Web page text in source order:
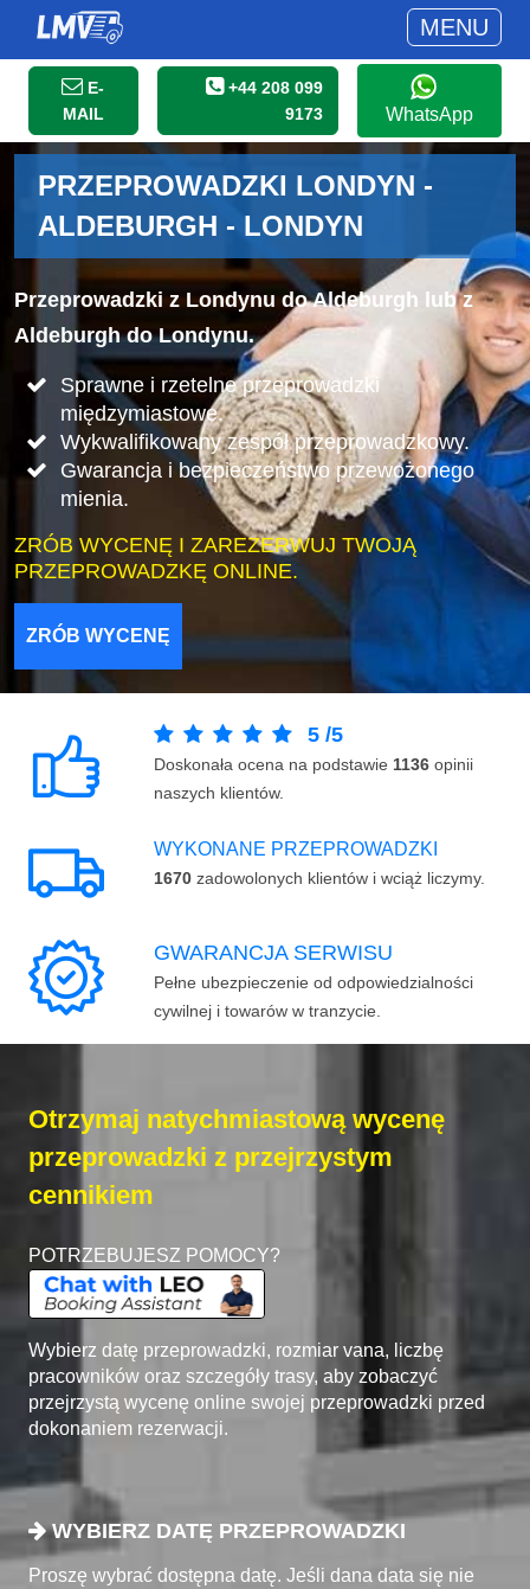
MENU
E-
MAIL
+44 208 099
9173
WhatsApp
PRZEPROWADZKI LONDYN -
ALDEBURGH - LONDYN
Przeprowadzki z Londynu do Aldeburgh lub z
Aldeburgh do Londynu.
Sprawne i rzetelne przeprowadzki
międzymiastowe.
Wykwalifikowany zespół przeprowadzkowy.
Gwarancja i bezpieczeństwo przewożonego
mienia.
ZRÓB WYCENĘ I ZAREZERWUJ TWOJĄ
PRZEPROWADZKĘ ONLINE.
ZRÓB WYCENĘ
5 /5
Doskonała ocena na podstawie 1136 opinii
naszych klientów.
WYKONANE PRZEPROWADZKI
1670 zadowolonych klientów i wciąż liczymy.
GWARANCJA SERWISU
Pełne ubezpieczenie od odpowiedzialności
cywilnej i towarów w tranzycie.
Otrzymaj natychmiastową wycenę
przeprowadzki z przejrzystym
cennikiem
POTRZEBUJESZ POMOCY?
Wybierz datę przeprowadzki, rozmiar vana, liczbę
pracowników oraz szczegóły trasy, aby zobaczyć
przejrzystą wycenę online swojej przeprowadzki przed
dokonaniem rezerwacji.
WYBIERZ DATĘ PRZEPROWADZKI
Proszę wybrać dostępna datę. Jeśli dana data się nie